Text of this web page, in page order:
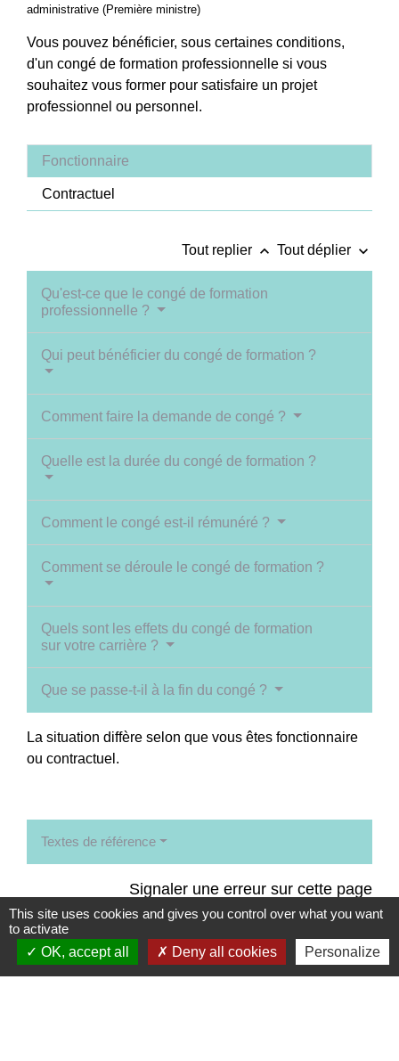
administrative (Première ministre)
Vous pouvez bénéficier, sous certaines conditions,
d'un congé de formation professionnelle si vous
souhaitez vous former pour satisfaire un projet
professionnel ou personnel.
Fonctionnaire
Contractuel
Tout replier keyboard_arrow_up Tout déplier keyboard_arrow_down
Qu'est-ce que le congé de formation
professionnelle ?
Qui peut bénéficier du congé de formation ?
Comment faire la demande de congé ?
Quelle est la durée du congé de formation ?
Comment le congé est-il rémunéré ?
Comment se déroule le congé de formation ?
Quels sont les effets du congé de formation
sur votre carrière ?
Que se passe-t-il à la fin du congé ?
La situation diffère selon que vous êtes fonctionnaire
ou contractuel.
Textes de référence
Signaler une erreur sur cette page
This site uses cookies and gives you control over what you want
to activate
OK, accept all
Deny all cookies Personalize